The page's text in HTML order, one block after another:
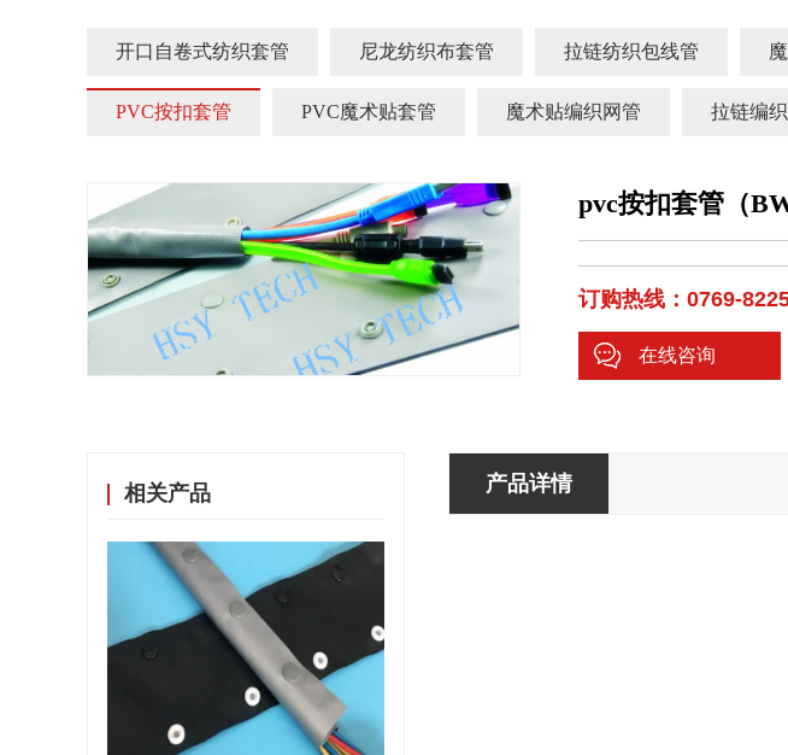
开口自卷式纺织套管 尼龙纺织布套管 拉链纺织包线管
PVC按扣套管 PVC魔术贴套管 魔术贴编织网管 拉链编
pvc按扣套管（
订购热线：0769-
在线咨询
相关产品 产品详情